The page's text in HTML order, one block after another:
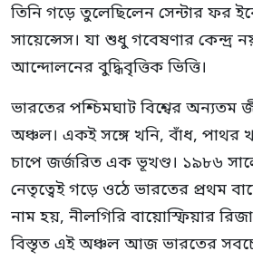
তিনি গড়ে তুলেছিলেন সেন্টার ফর
সায়েন্সেস। যা শুধু গবেষণার কেন্দ্র
আন্দোলনের বুদ্ধিবৃত্তিক ভিত্তি।
ভারতের পশ্চিমঘাট বিশ্বের অন্যতম
অঞ্চল। একই সঙ্গে খনি, বাঁধ, পাথর
চাপে জর্জরিত এক ভূখণ্ড। ১৯৮৬
নেতৃত্বেই গড়ে ওঠে ভারতের প্রথম
নাম হয়, নীলগিরি বায়োস্ফিয়ার
বিস্তৃত এই অঞ্চল আজ ভারতের